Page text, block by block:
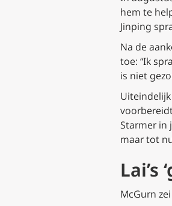
hem te
Jinping
Na de
toe: “Ik
is niet
Uiteindelijk
Starmer in
maar tot
Lai’s
McGurn